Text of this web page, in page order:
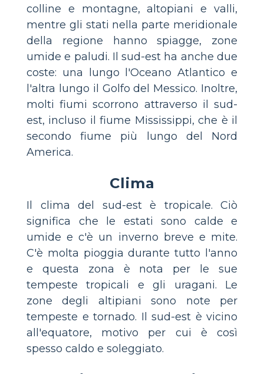
colline e montagne, altopiani e valli,
mentre gli stati nella parte meridionale
della regione hanno spiagge, zone
umide e paludi. Il sud-est ha anche due
coste: una lungo l'Oceano Atlantico e
l'altra lungo il Golfo del Messico. Inoltre,
molti fiumi scorrono attraverso il sud-
est, incluso il fiume Mississippi, che è il
secondo fiume più lungo del Nord
America.
Clima
Il clima del sud-est è tropicale. Ciò
significa che le estati sono calde e
umide e c'è un inverno breve e mite.
C'è molta pioggia durante tutto l'anno
e questa zona è nota per le sue
tempeste tropicali e gli uragani. Le
zone degli altipiani sono note per
tempeste e tornado. Il sud-est è vicino
all'equatore, motivo per cui è così
spesso caldo e soleggiato.